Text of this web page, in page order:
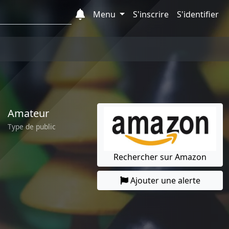
Menu
S'inscrire S'identifier
Amateur
Type de public
Rechercher sur Amazon
Ajouter une alerte